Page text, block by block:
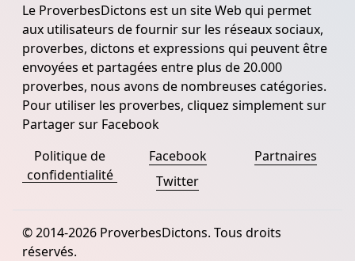
Le ProverbesDictons est un site Web qui permet
aux utilisateurs de fournir sur les réseaux sociaux,
proverbes, dictons et expressions qui peuvent être
envoyées et partagées entre plus de 20.000
proverbes, nous avons de nombreuses catégories.
Pour utiliser les proverbes, cliquez simplement sur
Partager sur Facebook
Politique de
confidentialité
Facebook
Twitter
Partnaires
© 2014-2026 ProverbesDictons. Tous droits
réservés.